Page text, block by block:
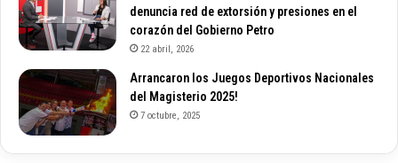
denuncia red de extorsión y presiones en el
corazón del Gobierno Petro
22 abril, 2026
Arrancaron los Juegos Deportivos Nacionales
del Magisterio 2025!
7 octubre, 2025